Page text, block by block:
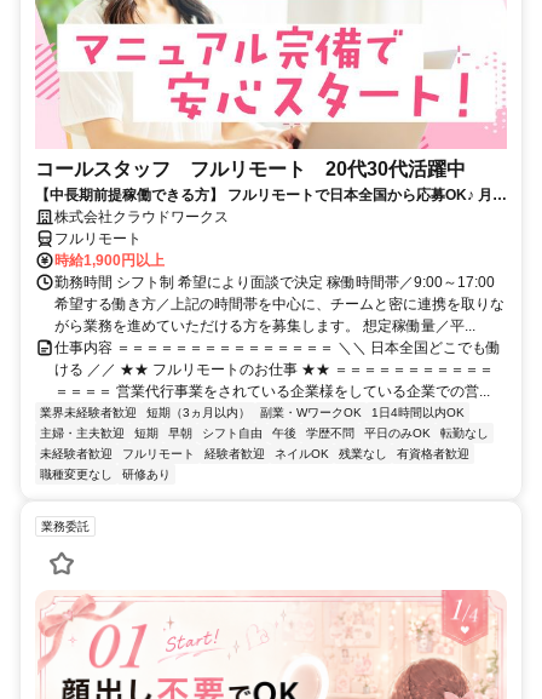
コールスタッフ フルリモート 20代30代活躍中
【中長期前提稼働できる方】 フルリモートで日本全国から応募OK♪ 月稼
働80時間で安定収入！
株式会社クラウドワークス
フルリモート
時給1,900円以上
勤務時間 シフト制 希望により面談で決定 稼働時間帯／9:00～17:00
希望する働き方／上記の時間帯を中心に、チームと密に連携を取りな
がら業務を進めていただける方を募集します。 想定稼働量／平...
仕事内容 ＝＝＝＝＝＝＝＝＝＝＝＝＝＝＝ ＼＼ 日本全国どこでも働
ける ／／ ★★ フルリモートのお仕事 ★★ ＝＝＝＝＝＝＝＝＝＝＝
＝＝＝＝ 営業代行事業をされている企業様をしている企業での営...
業界未経験者歓迎 短期（3ヵ月以内） 副業・WワークOK
1日4時間以内OK
主婦・主夫歓迎
短期 早朝 シフト自由 午後 学歴不問 平日のみOK
転勤なし
未経験者歓迎
フルリモート 経験者歓迎 ネイルOK 残業なし
有資格者歓迎
職種変更なし
研修あり
業務委託